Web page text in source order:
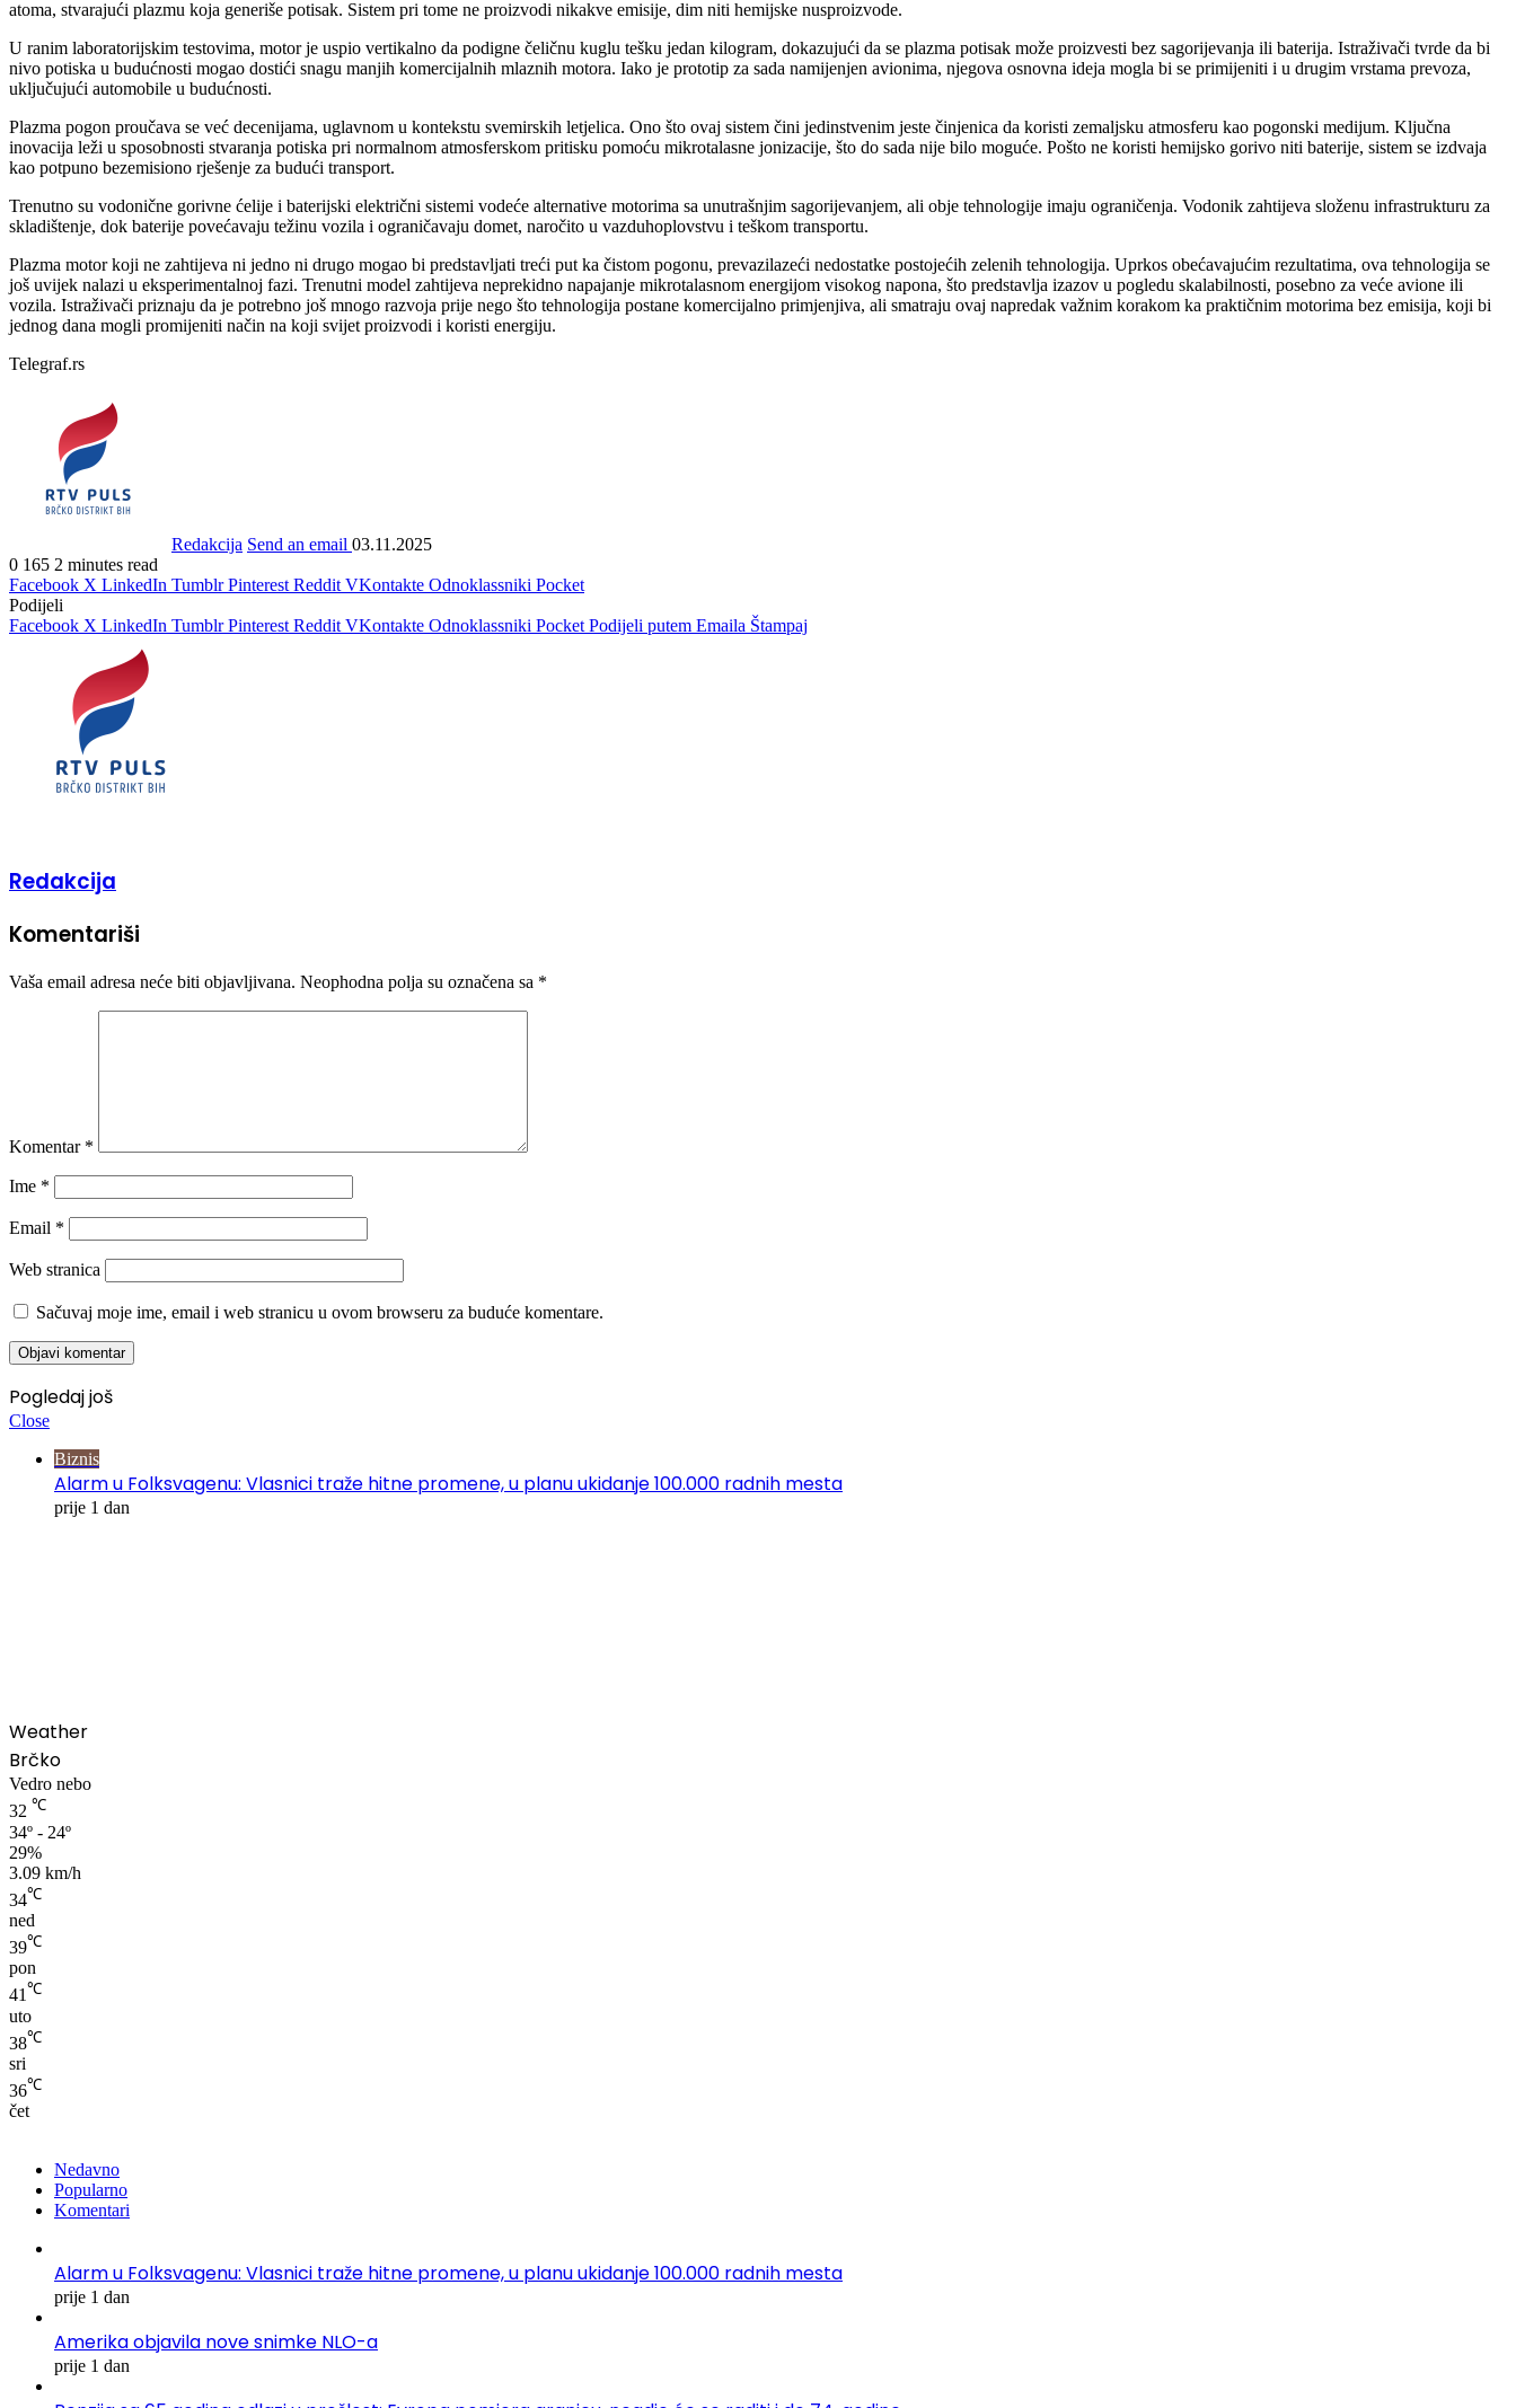
atoma, stvarajući plazmu koja generiše potisak. Sistem pri tome ne proizvodi nikakve emisije, dim niti hemijske nusproizvode.
U ranim laboratorijskim testovima, motor je uspio vertikalno da podigne čeličnu kuglu tešku jedan kilogram, dokazujući da se plazma potisak može proizvesti bez sagorijevanja ili baterija. Istraživači tvrde da bi
nivo potiska u budućnosti mogao dostići snagu manjih komercijalnih mlaznih motora. Iako je prototip za sada namijenjen avionima, njegova osnovna ideja mogla bi se primijeniti i u drugim vrstama prevoza,
uključujući automobile u budućnosti.
Plazma pogon proučava se već decenijama, uglavnom u kontekstu svemirskih letjelica. Ono što ovaj sistem čini jedinstvenim jeste činjenica da koristi zemaljsku atmosferu kao pogonski medijum. Ključna
inovacija leži u sposobnosti stvaranja potiska pri normalnom atmosferskom pritisku pomoću mikrotalasne jonizacije, što do sada nije bilo moguće. Pošto ne koristi hemijsko gorivo niti baterije, sistem se izdvaja
kao potpuno bezemisiono rješenje za budući transport.
Trenutno su vodonične gorivne ćelije i baterijski električni sistemi vodeće alternative motorima sa unutrašnjim sagorijevanjem, ali obje tehnologije imaju ograničenja. Vodonik zahtijeva složenu infrastrukturu za
skladištenje, dok baterije povećavaju težinu vozila i ograničavaju domet, naročito u vazduhoplovstvu i teškom transportu.
Plazma motor koji ne zahtijeva ni jedno ni drugo mogao bi predstavljati treći put ka čistom pogonu, prevazilazeći nedostatke postojećih zelenih tehnologija. Uprkos obećavajućim rezultatima, ova tehnologija se
još uvijek nalazi u eksperimentalnoj fazi. Trenutni model zahtijeva neprekidno napajanje mikrotalasnom energijom visokog napona, što predstavlja izazov u pogledu skalabilnosti, posebno za veće avione ili
vozila. Istraživači priznaju da je potrebno još mnogo razvoja prije nego što tehnologija postane komercijalno primjenjiva, ali smatraju ovaj napredak važnim korakom ka praktičnim motorima bez emisija, koji bi
jednog dana mogli promijeniti način na koji svijet proizvodi i koristi energiju.
Telegraf.rs
Redakcija Send an email 03.11.2025
0 165 2 minutes read
Facebook X LinkedIn Tumblr Pinterest Reddit VKontakte Odnoklassniki Pocket
Podijeli
Facebook X LinkedIn Tumblr Pinterest Reddit VKontakte Odnoklassniki Pocket Podijeli putem Emaila Štampaj
Redakcija
Komentariši
Vaša email adresa neće biti objavljivana. Neophodna polja su označena sa *
Komentar *
Ime *
Email *
Web stranica
Sačuvaj moje ime, email i web stranicu u ovom browseru za buduće komentare.
Pogledaj još
Close
Biznis
Alarm u Folksvagenu: Vlasnici traže hitne promene, u planu ukidanje 100.000 radnih mesta
prije 1 dan
Weather
Brčko
Vedro nebo
32 ℃
34º - 24º
29%
3.09 km/h
34℃
ned
39℃
pon
41℃
uto
38℃
sri
36℃
čet
Nedavno
Popularno
Komentari
Alarm u Folksvagenu: Vlasnici traže hitne promene, u planu ukidanje 100.000 radnih mesta
prije 1 dan
Amerika objavila nove snimke NLO-a
prije 1 dan